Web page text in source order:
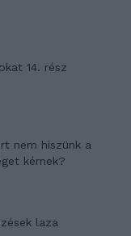
14. rész
nem hiszünk a
kérnek?
laza